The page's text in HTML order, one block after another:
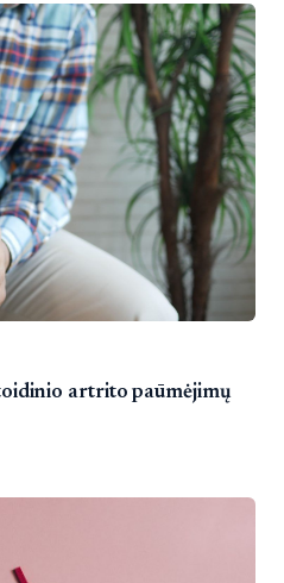
artrito paūmėjimų